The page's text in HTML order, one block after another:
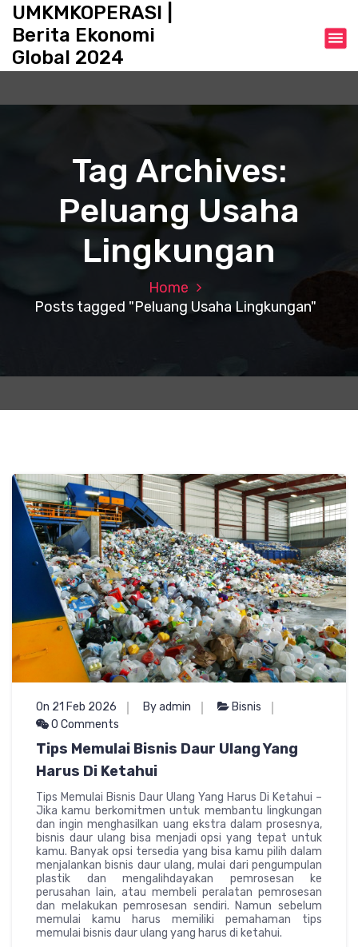
UMKMKOPERASI |
Berita Ekonomi
Global 2024
Tag Archives:
Peluang Usaha
Lingkungan
Home
Posts tagged "Peluang Usaha Lingkungan"
On 21 Feb 2026 By admin
Bisnis
0 Comments
Tips Memulai Bisnis Daur Ulang Yang
Harus Di Ketahui
Tips Memulai Bisnis Daur Ulang Yang Harus Di Ketahui –
Jika kamu berkomitmen untuk membantu lingkungan
dan ingin menghasilkan uang ekstra dalam prosesnya,
bisnis daur ulang bisa menjadi opsi yang tepat untuk
kamu. Banyak opsi tersedia yang bisa kamu pilih dalam
menjalankan bisnis daur ulang, mulai dari pengumpulan
plastik dan mengalihdayakan pemrosesan ke
perusahan lain, atau membeli peralatan pemrosesan
dan melakukan pemrosesan sendiri. Namun sebelum
memulai kamu harus memiliki pemahaman tips
memulai bisnis daur ulang yang harus di ketahui.